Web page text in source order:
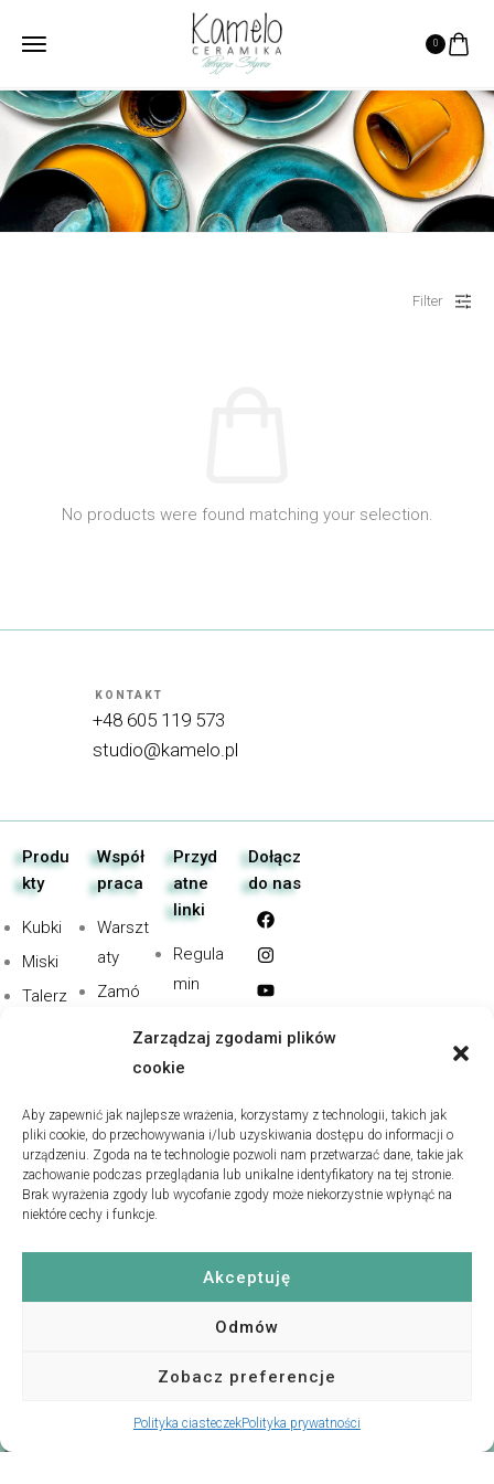
Zarządzaj zgodami plików
cookie
Aby zapewnić jak najlepsze wrażenia, korzystamy z technologii, takich jak
pliki cookie, do przechowywania i/lub uzyskiwania dostępu do informacji o
urządzeniu. Zgoda na te technologie pozwoli nam przetwarzać dane, takie jak
zachowanie podczas przeglądania lub unikalne identyfikatory na tej stronie.
Brak wyrażenia zgody lub wycofanie zgody może niekorzystnie wpłynąć na
niektóre cechy i funkcje.
Akceptuję
Odmów
Zobacz preferencje
Polityka ciasteczekPolityka prywatności
0
HOME PRODUCTS UMYWALKA
umywalka
Filter
No products were found matching your selection.
KONTAKT
+48 605 119 573
studio@kamelo.pl
Produ
kty
Kubki
Miski
Talerz
Pebble
s
Współ
praca
Warszt
aty
Zamó
Dla
gastro
nomii
Współ
Przyd
atne
linki
Regula
min
Rekla
macje
i
zwroty
Polityk
a
s
Dołącz
do nas